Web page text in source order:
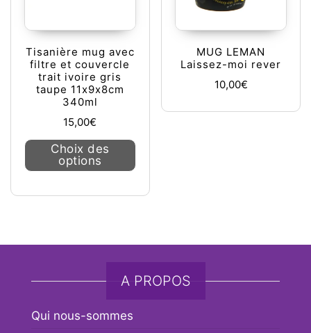
Tisanière mug avec
filtre et couvercle
trait ivoire gris
taupe 11x9x8cm
340ml
15,00€
Choix des
options
Ce produit a plusieurs variations.
MUG LEMAN
Laissez-moi rever
10,00€
A PROPOS
Qui nous-sommes